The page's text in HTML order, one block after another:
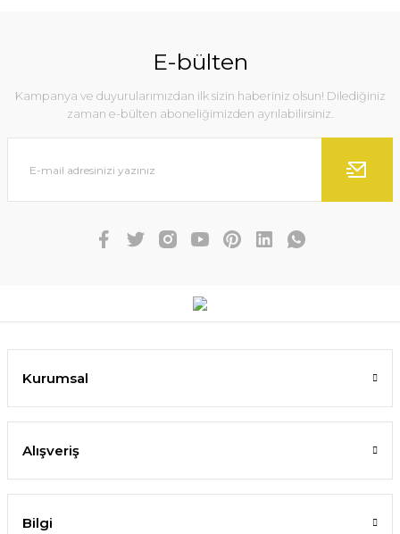
E-bülten
Kampanya ve duyurularımızdan ilk sizin haberiniz olsun! Dilediğiniz
zaman e-bülten aboneliğimizden ayrılabilirsiniz.
Kurumsal
Alışveriş
Bilgi